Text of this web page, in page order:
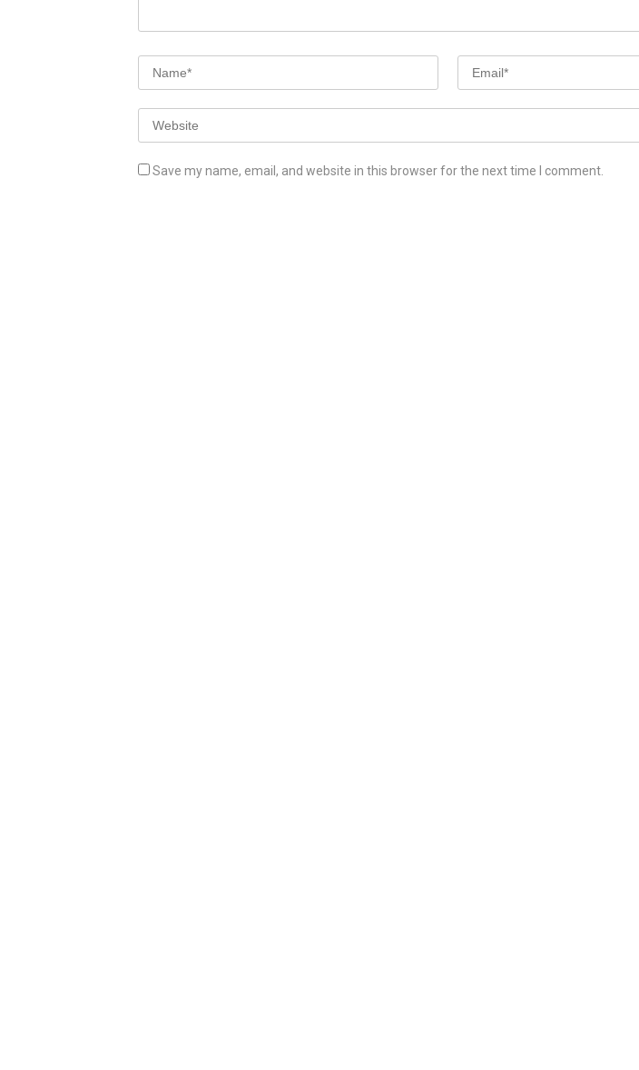
Save my name, email, and website in this browser for the next time I comment.